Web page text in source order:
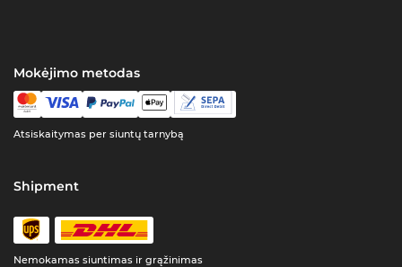
Mokėjimo metodas
Atsiskaitymas per siuntų tarnybą
Shipment
Nemokamas siuntimas ir grąžinimas